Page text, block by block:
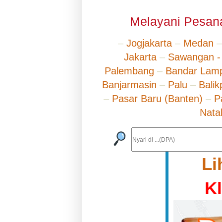
Melayani
–Jogjakarta – Medan
Jakarta – Sawangan
Palembang – Bandar
Banjarmasin – Palu –
– Pasar Baru (Banten) –
Natal